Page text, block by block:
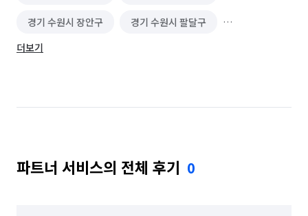
경기 수원시 장안구 경기 수원시 팔달구
경기 안양시 동안구
경기 화성시 서울 강남구 서울 강서구
서울 동대문구 서울 마포구 서울 서대문구
더보기
파트너 서비스의 전체 후기 0